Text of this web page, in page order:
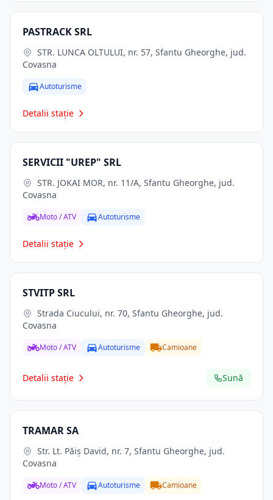
PASTRACK SRL
Covasna
Autoturisme
Detalii stație
SERVICII "UREP" SRL
Covasna
Moto / ATV Autoturisme
Detalii stație
STVITP SRL
Covasna
Moto / ATV Autoturisme Camioane
Detalii stație Sună
TRAMAR SA
Covasna
Moto / ATV Autoturisme Camioane